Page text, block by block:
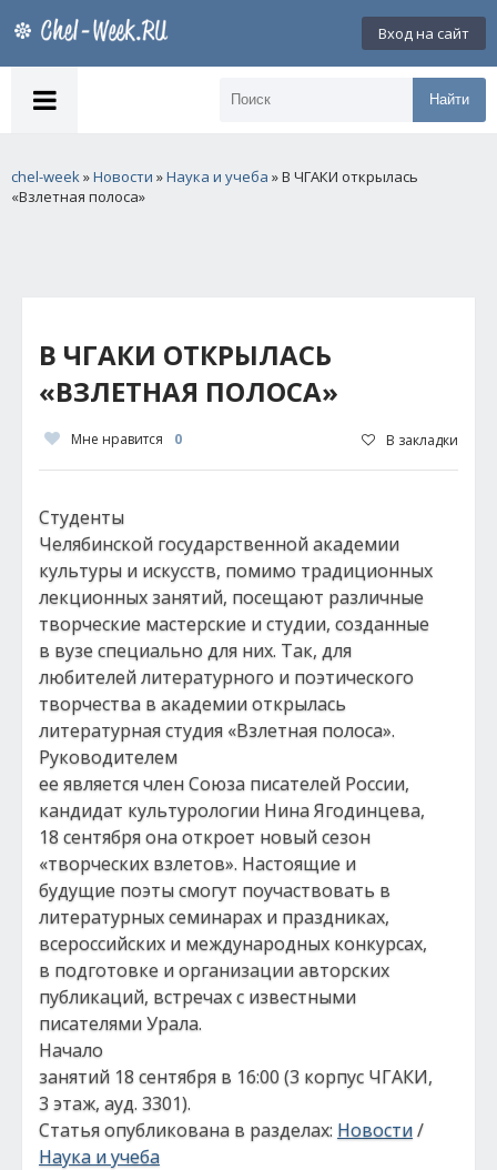
Вход на сайт
Найти
chel-week»Новости »Наука и учеба » В ЧГАКИ открылась
«Взлетная полоса»
В ЧГАКИ ОТКРЫЛАСЬ
«ВЗЛЕТНАЯ ПОЛОСА»
Мне нравится 0 В закладки
Студенты
Челябинской государственной академии
культуры и искусств, помимо традиционных
лекционных занятий, посещают различные
творческие мастерские и студии, созданные
в вузе специально для них. Так, для
любителей литературного и поэтического
творчества в академии открылась
литературная студия «Взлетная полоса».
Руководителем
ее является член Союза писателей России,
кандидат культурологии Нина Ягодинцева,
18 сентября она откроет новый сезон
«творческих взлетов». Настоящие и
будущие поэты смогут поучаствовать в
литературных семинарах и праздниках,
всероссийских и международных конкурсах,
в подготовке и организации авторских
публикаций, встречах с известными
писателями Урала.
Начало
занятий 18 сентября в 16:00 (3 корпус ЧГАКИ,
3 этаж, ауд. 3301).
Статья опубликована в разделах: Новости/
Наука и учеба